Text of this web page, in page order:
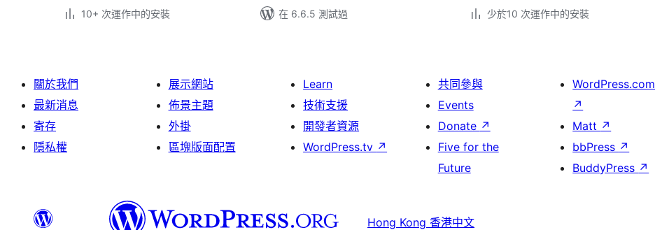
10+ 次運作中的安裝
在 6.6.5 測試過
少於10 次運作中的安裝
關於我們
最新消息
寄存
隱私權
展示網站
佈景主題
外掛
區塊版面配置
Learn
技術支援
開發者資源
WordPress.tv ↗
共同參與
Events
Donate ↗
Five for the
Future
WordPress.com
↗
Matt ↗
bbPress ↗
BuddyPress ↗
Hong Kong 香港中文